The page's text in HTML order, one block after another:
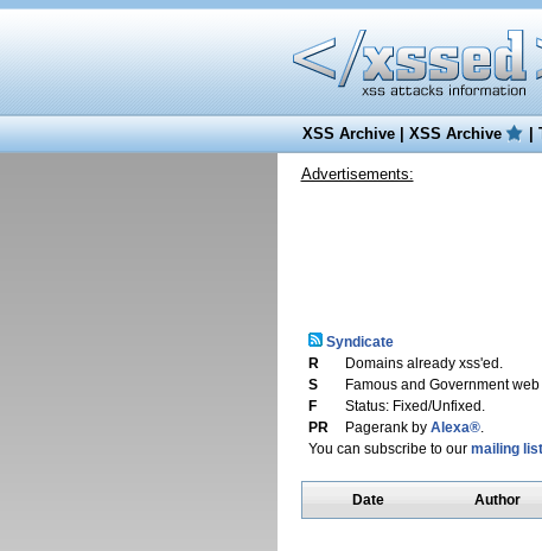
XSS Archive|XSS Archive |
Advertisements:
Syndicate
R
Domains already xss'ed.
S
Famous and Government web
F
Status: Fixed/Unfixed.
PR
Pagerank by Alexa®.
You can subscribe to our mailing list
Date Author